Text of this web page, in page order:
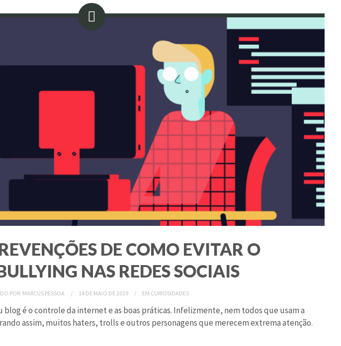
DE COMO EVITAR O
NAS REDES SOCIAIS
POR: MARCUS PESSOA 14 DE MAIO DE 2019 EM CURIOSIDADES
blog é o controle da internet e as boas práticas. Infelizmente, nem todos que usam a
assim, muitos haters, trolls e outros personagens que merecem extrema atenção.